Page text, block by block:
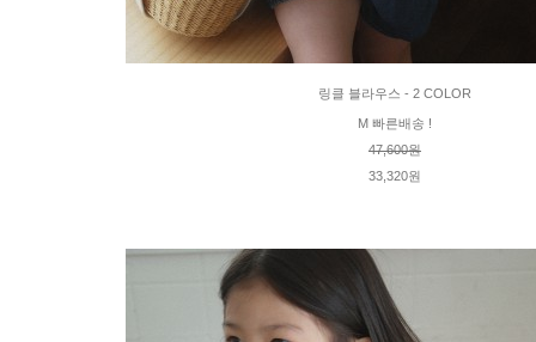
링클 블라우스 - 2 COLOR
M 빠른배송 !
47,600원
33,320원